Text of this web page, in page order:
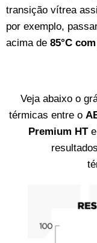
transição vítrea
por exemplo,
acima de 85°C
Veja abaixo o
térmicas entre o
Premium HTe